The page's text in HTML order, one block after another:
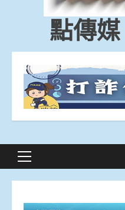
點傳媒
Primary